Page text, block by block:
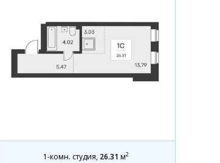
1-комн. студия, 26.31 м2